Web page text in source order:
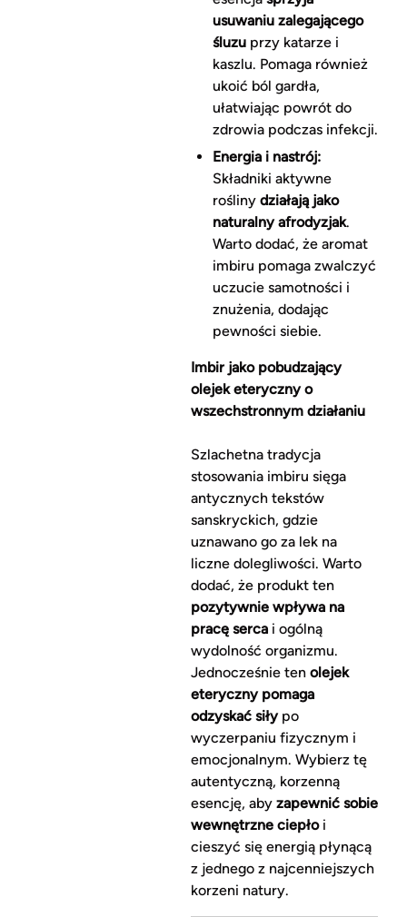
usuwaniu zalegającego
śluzuprzy katarze i
kaszlu. Pomaga również
ukoić ból gardła,
ułatwiając powrót do
zdrowia podczas infekcji.
Energia i nastrój:
Składniki aktywne
rośliny działają jako
naturalny afrodyzjak.
Warto dodać, że aromat
imbiru pomaga zwalczyć
uczucie samotności i
znużenia, dodając
pewności siebie.
Imbir jako pobudzający
olejek eteryczny o
wszechstronnym działaniu
Szlachetna tradycja
stosowania imbiru sięga
antycznych tekstów
sanskryckich, gdzie
uznawano go za lek na
liczne dolegliwości. Warto
dodać, że produkt ten
pozytywnie wpływa na
pracę sercai ogólną
wydolność organizmu.
Jednocześnie ten olejek
eteryczny pomaga
odzyskać siłypo
wyczerpaniu fizycznym i
emocjonalnym. Wybierz tę
autentyczną, korzenną
esencję, aby zapewnić sobie
wewnętrzne ciepłoi
cieszyć się energią płynącą
z jednego z najcenniejszych
korzeni natury.